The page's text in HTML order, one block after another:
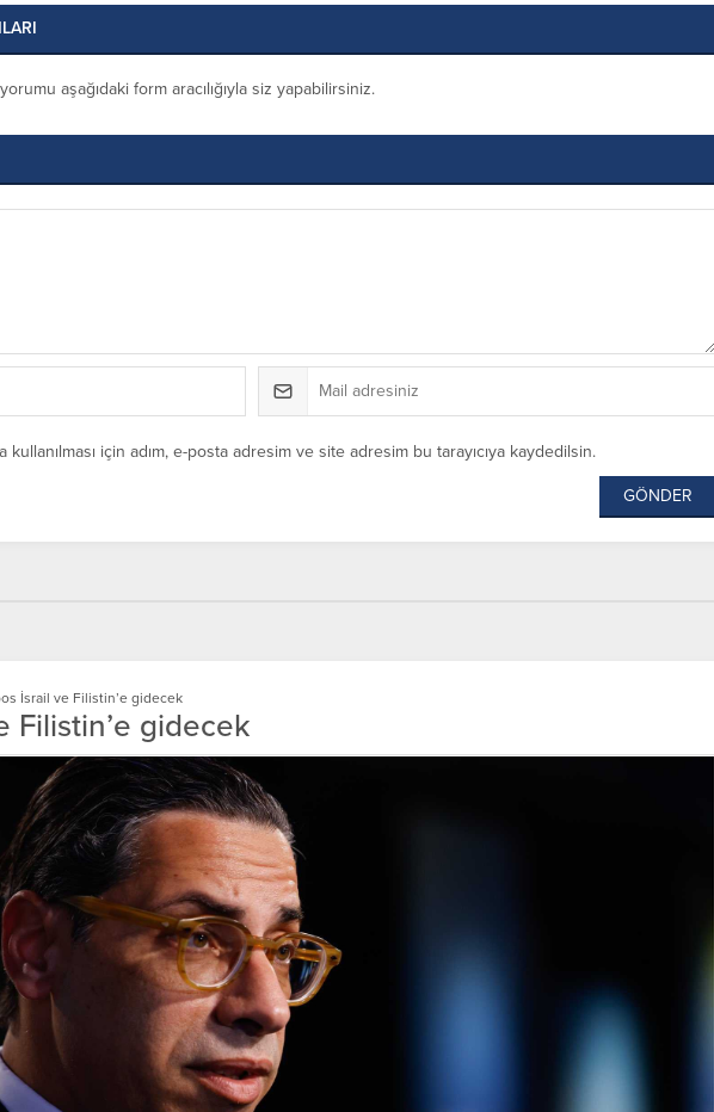
aşağıdaki form aracılığıyla siz yapabilirsiniz.
kullanılması için adım, e-posta adresim ve site adresim bu tarayıcıya kaydedilsin.
İsrail ve Filistin’e gidecek
Filistin’e gidecek